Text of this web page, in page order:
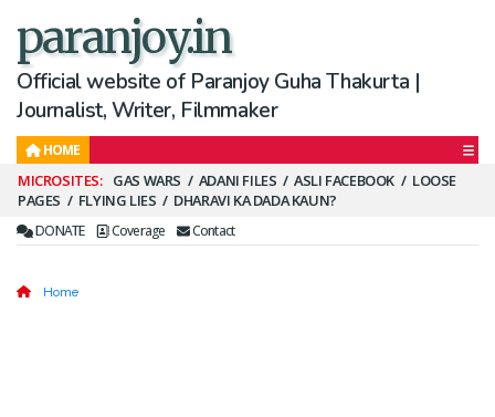
paranjoy.in
Official website of Paranjoy Guha Thakurta |
Journalist, Writer, Filmmaker
HOME
Secondary
Menu
GAS WARS ADANI FILES ASLI FACEBOOK
LOOSE
PAGES
FLYING LIES DHARAVI KA DADA KAUN?
DONATE Coverage Contact
Home